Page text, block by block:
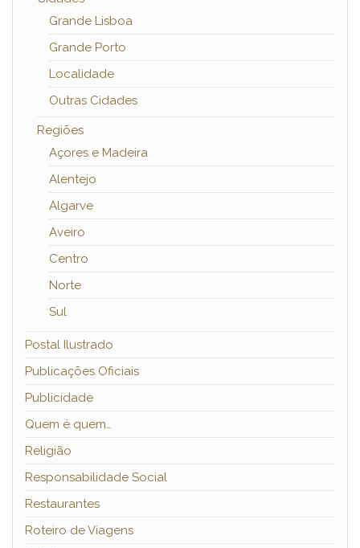
Grande Lisboa
Grande Porto
Localidade
Outras Cidades
Regiões
Açores e Madeira
Alentejo
Algarve
Aveiro
Centro
Norte
Sul
Postal Ilustrado
Publicações Oficiais
Publicidade
Quem é quem…
Religião
Responsabilidade Social
Restaurantes
Roteiro de Viagens